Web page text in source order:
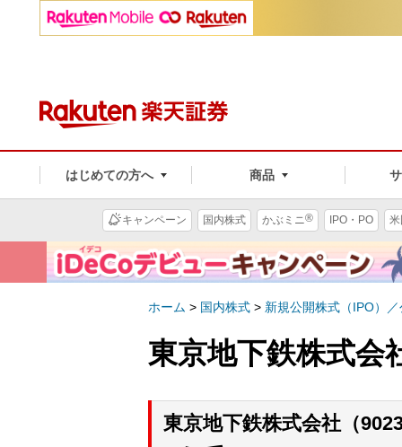
はじめての方へ 商品
キャンペーン 国内株式 かぶミニ® IPO・PO
ホーム > 国内株式 > 新規公開株式（IPO）
東京地下鉄株式会
東京地下鉄株式会社（